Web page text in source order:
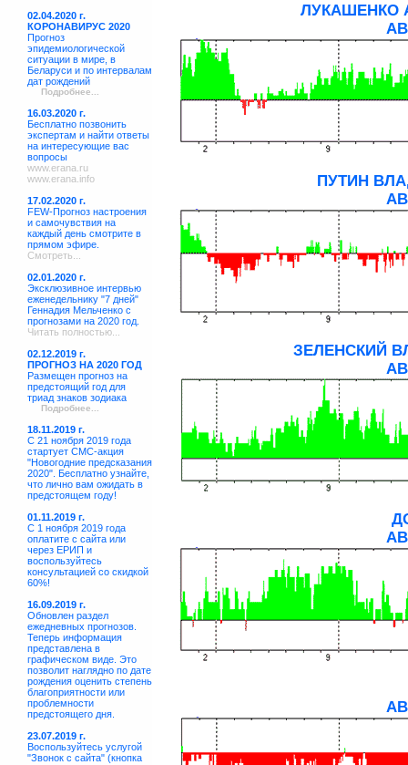
02.04.2020 г.
КОРОНАВИРУС 2020
Прогноз
эпидемиологической
ситуации в мире, в
Беларуси и по интервалам
дат рождений
Подробнее...
16.03.2020 г.
Бесплатно позвонить
экспертам и найти ответы
на интересующие вас
вопросы
www.erana.ru
www.erana.info
17.02.2020 г.
FEW-Прогноз настроения
и самочувствия на
каждый день смотрите в
прямом эфире.
Смотреть...
02.01.2020 г.
Эксклюзивное интервью
еженедельнику "7 дней"
Геннадия Мельченко с
прогнозами на 2020 год.
Читать полностью...
02.12.2019 г.
ПРОГНОЗ НА 2020 ГОД
Размещен прогноз на
предстоящий год для
триад знаков зодиака
Подробнее...
18.11.2019 г.
С 21 ноября 2019 года
стартует СМС-акция
"Новогодние предсказания
2020". Бесплатно узнайте,
что лично вам ожидать в
предстоящем году!
01.11.2019 г.
С 1 ноября 2019 года
оплатите с сайта или
через ЕРИП и
воспользуйтесь
консультацией со скидкой
60%!
16.09.2019 г.
Обновлен раздел
ежедневных прогнозов.
Теперь информация
представлена в
графическом виде. Это
позволит наглядно по дате
рождения оценить степень
благоприятности или
проблемности
предстоящего дня.
23.07.2019 г.
Воспользуйтесь услугой
"Звонок с сайта" (кнопка
ЛУКАШЕНКО
ПУТИН
ЗЕЛЕНСКИЙ